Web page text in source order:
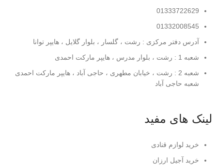
01333722629
01332008545
آدرس دفتر مرکزی : رشت ، گلسار ، بلوار گلایل ، هایپر توانا
شعبه 1 : رشت ، بلوار مدرس ، هایپر مارکت احمدی
شعبه 2 : رشت ، خیابان مطهری ، حاجی آباد ، هایپر مارکت احمدی
شعبه حاجی آباد
لینک های مفید
خرید لوازم قنادی
خرید آجیل ارزان